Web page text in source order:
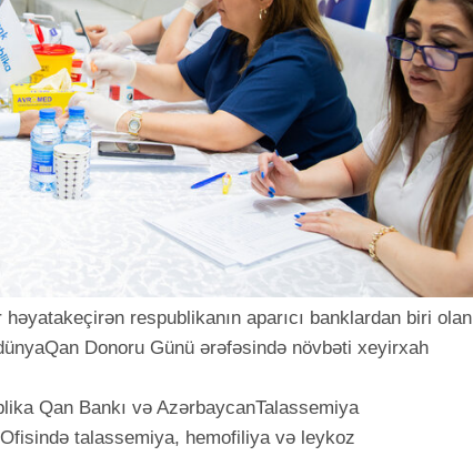
respublikanın aparıcı banklardan biri olan
Donoru Günü ərəfəsində növbəti xeyirxah
Qan Bankı və AzərbaycanTalassemiya
Ofisində talassemiya, hemofiliya və leykoz